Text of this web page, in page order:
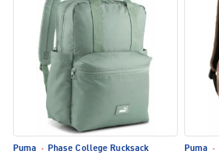
Puma · Phase College Rucksack Puma ·